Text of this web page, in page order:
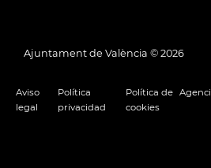
Ajuntament de València © 2026
Aviso
legal
Política
privacidad
Política de
cookies